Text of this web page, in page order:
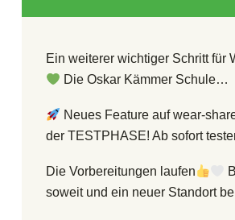
Ein weiterer wichtiger Schritt für
Die Oskar Kämmer Schule…
Neues Feature auf wear-
der TESTPHASE! Ab sofort
Die Vorbereitungen laufen
soweit und ein neuer Standort